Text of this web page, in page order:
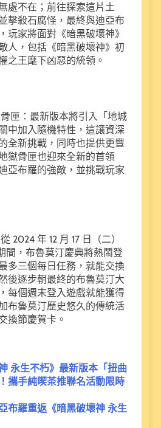
處不在；前往探索這片土
擊殺石腐怪，最終與迪亞布
玩家將面對《暗黑破壞神》
人，包括《暗黑破壞神》初
之王麾下凶惡的統領。
匣：最新版本將引入「地城
中加入隨機特性，這讓資深
全新挑戰，同時也提供更豐
獄骨匣也迎來全新的首領
亞布羅的強敵，並挑戰玩家
2024 年 12 月 17 日（二）
間，布魯莫汀慶典將熱鬧登
多三個每日任務，就能交換
後逐步朝最終的布魯莫汀大
每個週末登入遊戲就能獲得
布魯莫汀歷史悠久的傳統活
換節慶賀卡。
永生不朽》最新版本「扭曲
攜手純喫茶推聯名活動限時
布羅重返《暗黑破壞神 永生